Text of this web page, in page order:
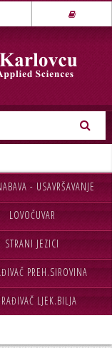
UPISI
STUDIJ
MEĐ.SURADNJA
INFORMACIJE
KONTAKT
- USAVRŠAVANJE
LOVOČUVAR
STRANI JEZICI
PREH.SIROVINA
LJEK.BILJA